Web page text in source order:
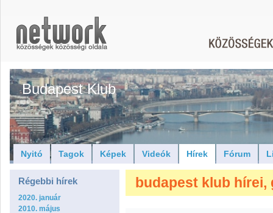
Budapest Klub
Nyitó Tagok Képek Videók Hírek Fórum
Régebbi hírek
2020. január
2010. május
budapest klub hírei,